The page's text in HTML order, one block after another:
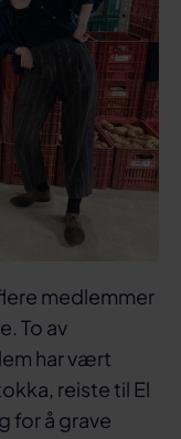
medlemmer
To av
har vært
reiste til El
for å grave